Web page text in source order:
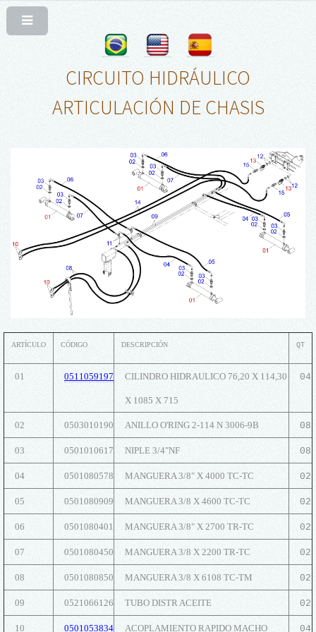
CIRCUITO HIDRÁULICO
ARTICULACIÓN DE CHASIS
ARTÍCULO CÓDIGO DESCRIPCIÓN QT
01 0511059197 CILINDRO HIDRAULICO 76,20 X 114,30
X 1085 X 715
04
02 0503010190 ANILLO O'RING 2-114 N 3006-9B 08
03 0501010617 NIPLE 3/4"NF 08
04 0501080578 MANGUERA 3/8" X 4000 TC-TC 02
05 0501080909 MANGUERA 3/8 X 4600 TC-TC 02
06 0501080401 MANGUERA 3/8" X 2700 TR-TC 02
07 0501080450 MANGUERA 3/8 X 2200 TR-TC 02
08 0501080850 MANGUERA 3/8 X 6108 TC-TM 02
09 0521066126 TUBO DISTR ACEITE 02
10 0501053834 ACOPLAMIENTO RAPIDO MACHO 04